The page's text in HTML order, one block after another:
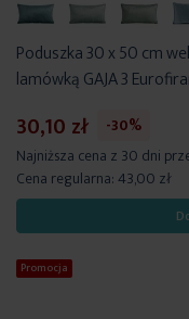
Poduszka 30 x 50 cm
lamówką GAJA 3
30,10 zł
-30%
Najniższa cena z 30 dni
Cena regularna:43,00 zł
Promocja